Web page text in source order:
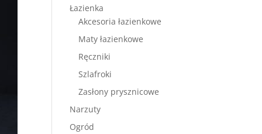
Łazienka
Akcesoria łazienkowe
Maty łazienkowe
Ręczniki
Szlafroki
Zasłony prysznicowe
Narzuty
Ogród